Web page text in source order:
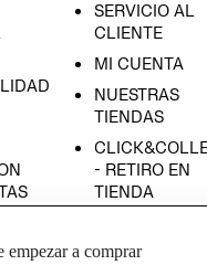
SERVICIO AL
CLIENTE
MI CUENTA
NUESTRAS
TIENDAS
- RETIRO EN
TIENDA
CONDICIONES
empezar a comprar